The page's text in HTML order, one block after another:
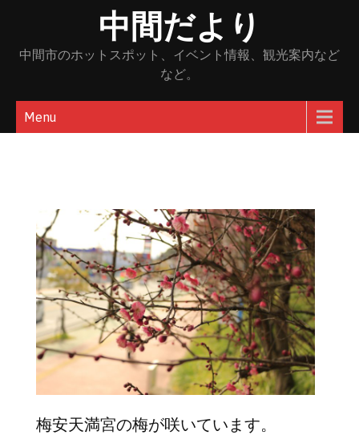
content
中間だより
中間市のホットスポット、イベント情報、観光案内など
など。
Menu
梅安天満宮の梅が咲いています。